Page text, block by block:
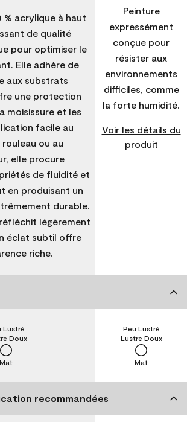
% acrylique à haut
de qualité
pour optimiser le
Elle adhère de
aux substrats
une protection
moisissure et les
facile au
rouleau ou au
elle procure
de fluidité et
en produisant un
durable.
légèrement
éclat subtil offre
riche.
Peinture
expressément
conçue pour
résister aux
environnements
difficiles, comme
la forte humidité.
Voir les détails du
produit
Mat
Doux
Lustré
Mat
Lustre Doux
Peu Lustré
recommandées